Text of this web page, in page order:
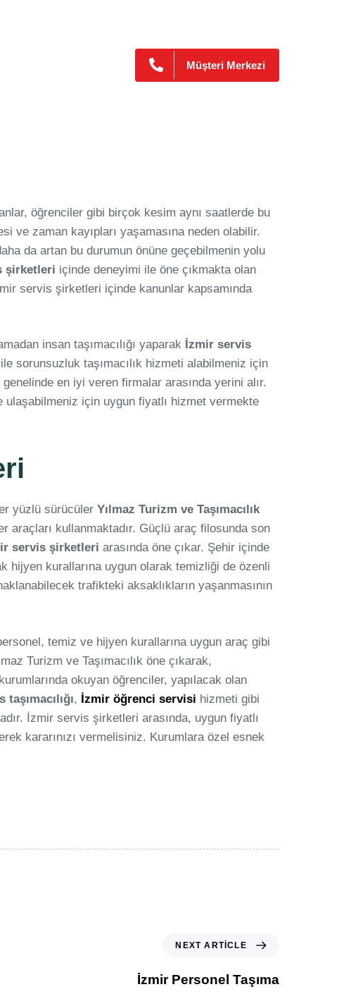
Müşteri Merkezi
öğrenciler gibi birçok kesim aynı saatlerde bu
ve zaman kayıpları yaşamasına neden olabilir.
da artan bu durumun önüne geçebilmenin yolu
şirketleri içinde deneyimi ile öne çıkmakta olan
servis şirketleri içinde kanunlar kapsamında
insan taşımacılığı yaparak İzmir servis
sorunsuzluk taşımacılık hizmeti alabilmeniz için
en iyi veren firmalar arasında yerini alır.
için uygun fiyatlı hizmet vermekte
yüzlü sürücüler Yılmaz Turizm ve Taşımacılık
araçları kullanmaktadır. Güçlü araç filosunda son
servis şirketleri arasında öne çıkar. Şehir içinde
hijyen kurallarına uygun olarak temizliği de özenli
trafikteki aksaklıkların yaşanmasının
temiz ve hijyen kurallarına uygun araç gibi
Turizm ve Taşımacılık öne çıkarak,
okuyan öğrenciler, yapılacak olan
, İzmir öğrenci servisi hizmeti gibi
İzmir servis şirketleri arasında, uygun fiyatlı
kararınızı vermelisiniz. Kurumlara özel esnek
NEXT ARTICLE
İzmir Personel Taşıma